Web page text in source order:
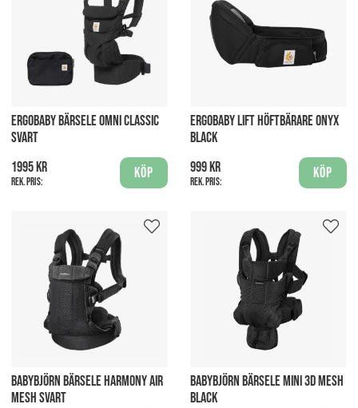
ERGOBABY BÄRSELE OMNI CLASSIC
SVART
1995 kr
Rek. pris:
Köp
ERGOBABY LIFT HÖFTBÄRARE ONYX
BLACK
999 kr
Rek. pris:
Köp
BABYBJÖRN BÄRSELE HARMONY AIR
MESH SVART
BABYBJÖRN BÄRSELE MINI 3D MESH
BLACK